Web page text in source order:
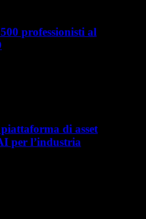
professionisti al
di asset
per l’industria